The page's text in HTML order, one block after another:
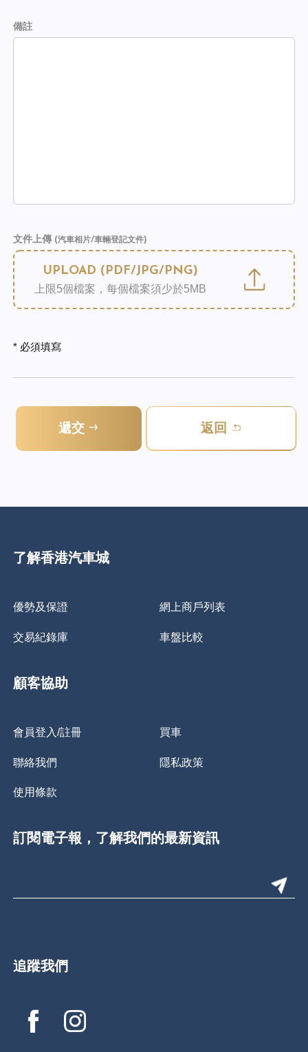
備註
文件上傳 (汽車相片/車輛登記文件)
UPLOAD (PDF/JPG/PNG)
上限5個檔案，每個檔案須少於5MB
* 必須填寫
遞交 返回
了解香港汽車城
優勢及保證 網上商戶列表
交易紀錄庫 車盤比較
顧客協助
會員登入/註冊 買車
聯絡我們 隱私政策
使用條款
訂閱電子報，了解我們的最新資訊
追蹤我們